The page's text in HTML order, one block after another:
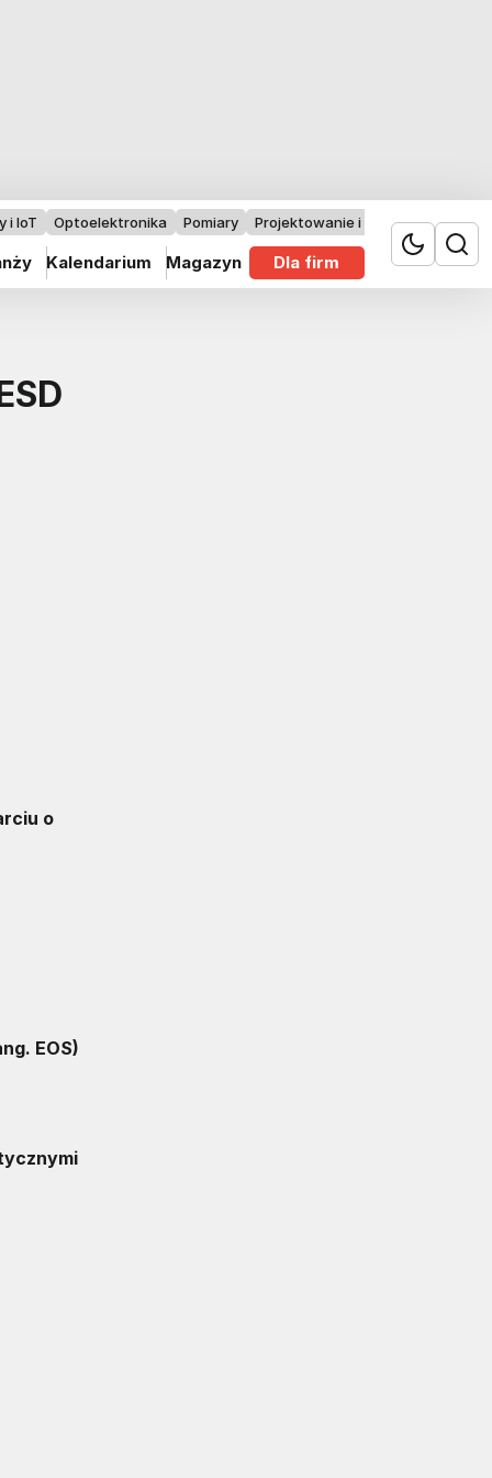
i IoT Optoelektronika Pomiary Projektowanie i badania
Kalendarium Magazyn Dla firm
o
EOS)